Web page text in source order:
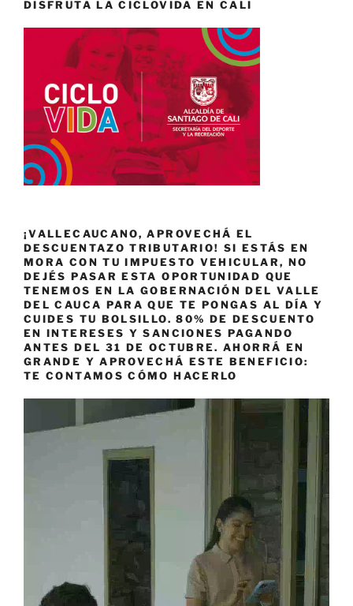
DISFRUTA LA CICLOVIDA EN CALI
¡VALLECAUCANO, APROVECHÁ EL
DESCUENTAZO TRIBUTARIO! SI ESTÁS EN
MORA CON TU IMPUESTO VEHICULAR, NO
DEJÉS PASAR ESTA OPORTUNIDAD QUE
TENEMOS EN LA GOBERNACIÓN DEL VALLE
DEL CAUCA PARA QUE TE PONGAS AL DÍA Y
CUIDES TU BOLSILLO. 80% DE DESCUENTO
EN INTERESES Y SANCIONES PAGANDO
ANTES DEL 31 DE OCTUBRE. AHORRÁ EN
GRANDE Y APROVECHÁ ESTE BENEFICIO:
TE CONTAMOS CÓMO HACERLO